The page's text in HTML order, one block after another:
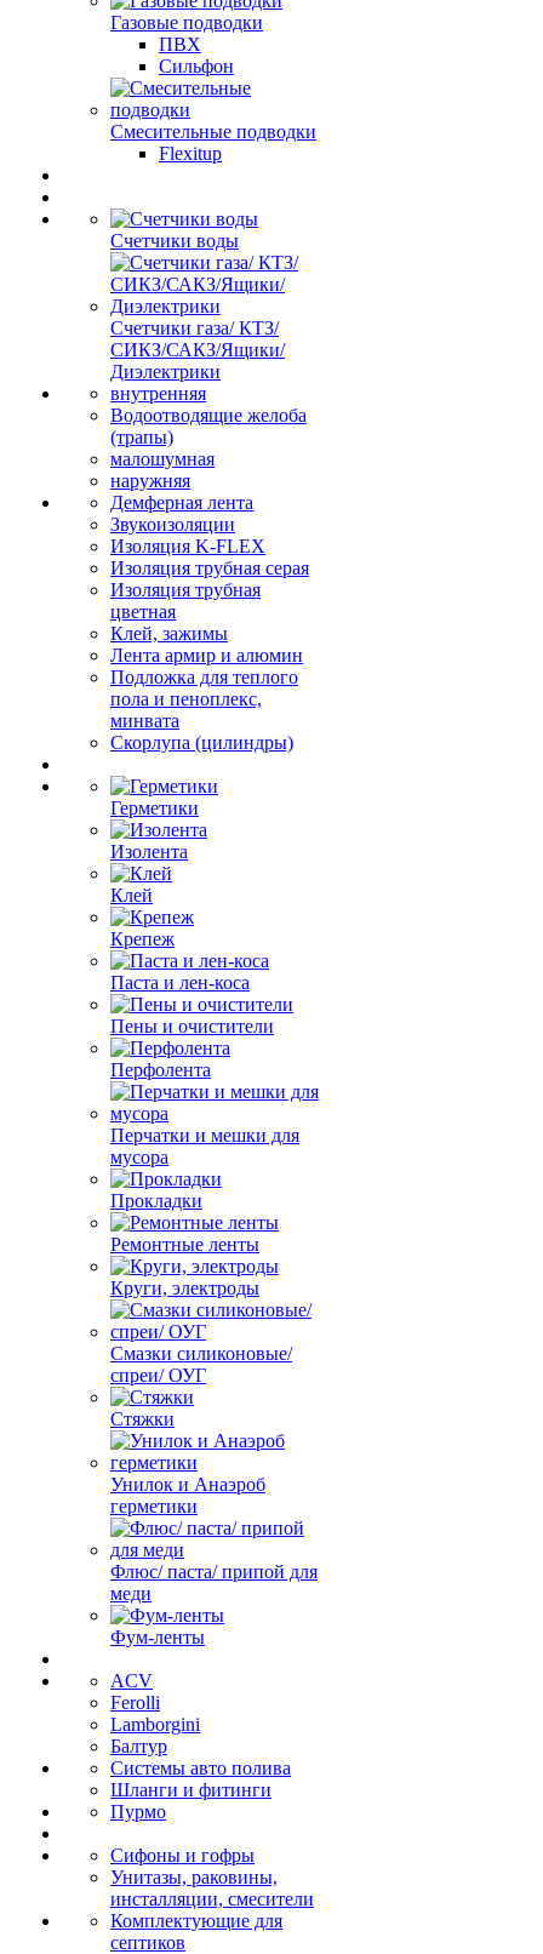
Газовые подводки
ПВХ
Сильфон
Смесительные подводки
Flexitup
Счетчики воды
Счетчики газа/ КТЗ/
СИКЗ/САКЗ/Ящики/
Диэлектрики
внутренняя
Водоотводящие желоба
(трапы)
малошумная
наружняя
Демферная лента
Звукоизоляции
Изоляция K-FLEX
Изоляция трубная серая
Изоляция трубная
цветная
Клей, зажимы
Лента армир и алюмин
Подложка для теплого
пола и пеноплекс,
минвата
Скорлупа (цилиндры)
Герметики
Изолента
Клей
Крепеж
Паста и лен-коса
Пены и очистители
Перфолента
Перчатки и мешки для
мусора
Прокладки
Ремонтные ленты
Круги, электроды
Смазки силиконовые/
спреи/ ОУГ
Стяжки
Унилок и Анаэроб
герметики
Флюс/ паста/ припой для
меди
Фум-ленты
ACV
Ferolli
Lamborgini
Балтур
Системы авто полива
Шланги и фитинги
Пурмо
Сифоны и гофры
Унитазы, раковины,
инсталляции, смесители
Комплектующие для
септиков